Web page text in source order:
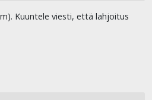
Kuuntele viesti, että lahjoitus